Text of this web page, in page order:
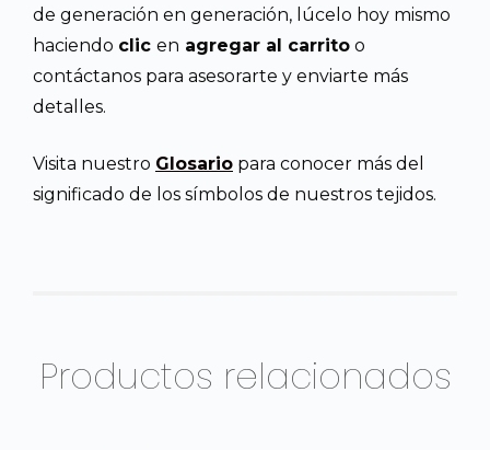
de generación en generación, lúcelo hoy mismo
haciendo clic en agregar al carrito o
contáctanos para asesorarte y enviarte más
detalles.
Visita nuestro Glosario para conocer más del
significado de los símbolos de nuestros tejidos.
Productos relacionados